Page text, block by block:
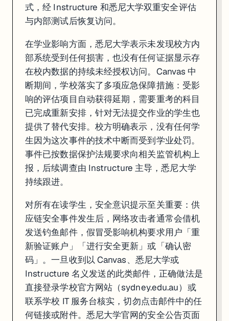
式，经 Instructure 和悉尼大学双重安全评估
与内部测试后恢复访问。
在学业影响方面，悉尼大学表示未发现校方内
部系统受到任何损害，也没有任何证据显示存
在校内数据的持续未经授权访问。Canvas 中
断期间，学校落实了多项应急保障措施：受影
响的评估项目自动获得延期，需要重考的科目
已完成重新安排，针对无法提交作业的学生也
提供了替代安排。校方明确表示，没有任何学
生因为这次事件的技术中断而受到学业处罚。
事件已按数据保护法规要求向相关监管机构上
报，后续调查由 Instructure 主导，悉尼大学
持续跟进。
对所有在读学生，安全意识提示至关重要：供
应链安全事件发生后，网络攻击者通常会借机
发送钓鱼邮件，假冒受影响机构要求用户「重
新验证账户」「进行安全更新」或「确认密
码」。一旦收到以 Canvas、悉尼大学或
Instructure 名义发送的此类邮件，正确做法是
直接登录学校官方网站（sydney.edu.au）或
联系学校 IT 服务台核实，切勿点击邮件中的任
何链接或附件。悉尼大学官网的安全公告页面